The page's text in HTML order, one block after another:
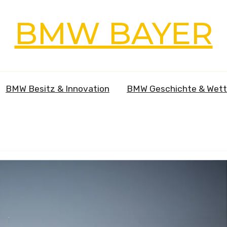
BMW BAYER
BMW Besitz & Innovation BMW Geschichte &